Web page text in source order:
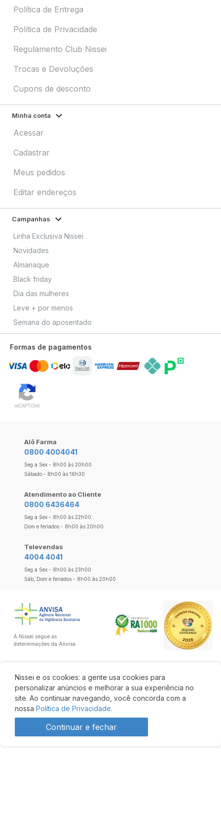
R$ 35,60
Nissei e os cookies: a gente usa cookies para
personalizar anúncios e melhorar a sua experiência no
site. Ao continuar navegando, você concorda com a
nossa Política de Privacidade.
Continuar e fechar
Política de Entrega
Política de Privacidade
Regulamento Club Nissei
Trocas e Devoluções
Cupons de desconto
Minha conta
Acessar
Cadastrar
Meus pedidos
Editar endereços
Campanhas
Linha Exclusiva Nissei
Novidades
Almanaque
Black friday
Dia das mulheres
Leve + por menos
Semana do aposentado
Formas de pagamentos
Alô Farma
0800 4004041
Seg a Sex - 8h00 às 20h00
Sábado - 8h00 às 16h30
Atendimento ao Cliente
0800 6436464
Seg a Sex - 8h00 às 22h00
Dom e feriados - 8h00 às 20h00
Televendas
4004 4041
Seg a Sex - 8h00 às 23h00
Sáb, Dom e feriados - 8h00 às 20h00
A Nissei segue as
determinações da Anvisa.